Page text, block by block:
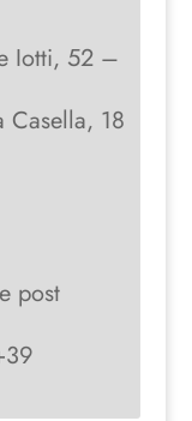
Iotti, 52 –
18
post